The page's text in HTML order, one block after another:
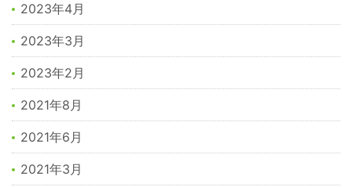
2023年4月
2023年3月
2023年2月
2021年8月
2021年6月
2021年3月